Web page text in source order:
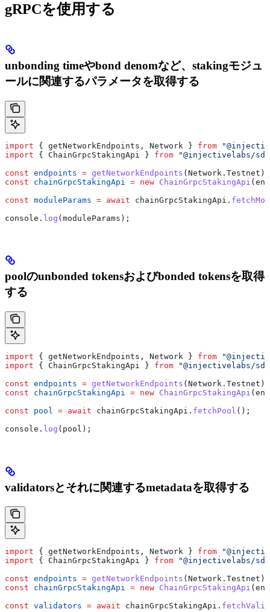
gRPCを使用する
unbonding timeやbond denomなど、stakingモジュ
ールに関連するパラメータを取得する
import { getNetworkEndpoints , Network } from
import { ChainGrpcStakingApi } from "@injectivelabs/
const endpoints = getNetworkEndpoints (Network . Testnet );
const chainGrpcStakingApi = new ChainGrpcStakingApi (
const moduleParams = await chainGrpcStakingApi .
console . log (moduleParams );
poolのunbonded tokensおよびbonded tokensを取得
する
import { getNetworkEndpoints , Network } from
import { ChainGrpcStakingApi } from "@injectivelabs/
const endpoints = getNetworkEndpoints ( Network . Testnet );
const chainGrpcStakingApi = new ChainGrpcStakingApi (
const pool = await chainGrpcStakingApi . fetchPool ();
console . log ( pool );
validatorsとそれに関連するmetadataを取得する
import { getNetworkEndpoints , Network } from
import { ChainGrpcStakingApi } from "@injectivelabs/
const endpoints = getNetworkEndpoints ( Network . Testnet );
const chainGrpcStakingApi = new ChainGrpcStakingApi (
const validators = await chainGrpcStakingApi .